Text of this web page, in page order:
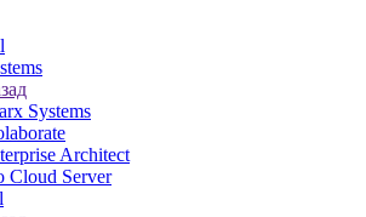
Systems
Architect
Cloud Server